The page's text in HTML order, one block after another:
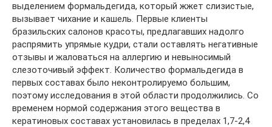
выделением формальдегида, который жжет слизистые,
вызывает чихание и кашель. Первые клиенты
бразильских салонов красоты, предлагавших надолго
распрямить упрямые кудри, стали оставлять негативные
отзывы и жаловаться на аллергию и невыносимый
слезоточивый эффект. Количество формальдегида в
первых составах было неконтролируемо большим,
поэтому исследования в этой области продолжились. Со
временем нормой содержания этого вещества в
кератиновых составах установилась в пределах 1,7-2,4